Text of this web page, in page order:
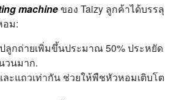
machineของ Taizy ลูกค้าได้บรรลุ
อม:
ลูกถ่ายเพิ่มขึ้นประมาณ 50% ประหยัด
วนมาก.
ะแถวเท่ากัน ช่วยให้พืชหัวหอมเติบโต